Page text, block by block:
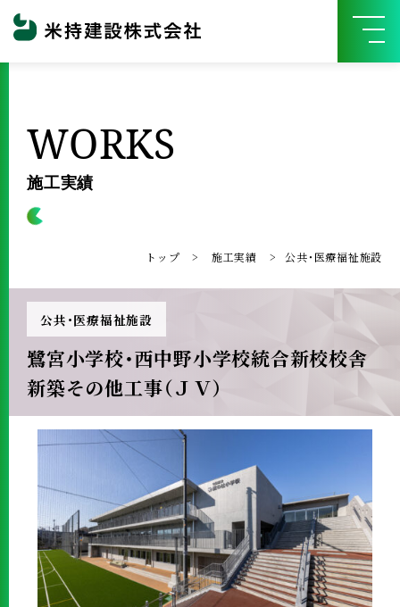
WORKS
施工実績
トップ 施工実績 公共・医療福祉施設
公共・医療福祉施設
鷺宮小学校・西中野小学校統合新校校舎
新築その他工事（ＪＶ）